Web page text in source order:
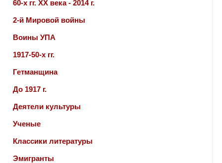
60-х гг. ХХ века - 2014 г.
2-й Мировой войны
Воины УПА
1917-50-х гг.
Гетманщина
До 1917 г.
Деятели культуры
Ученые
Классики литературы
Эмигранты